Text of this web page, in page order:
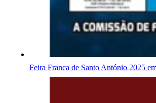
Feira Franca de Santo António 2025